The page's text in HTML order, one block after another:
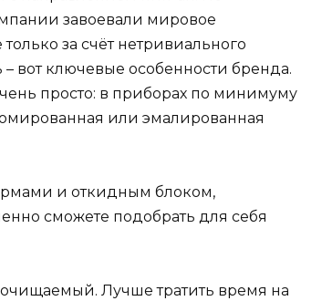
завоевали мировое
за счёт нетривиального
вот ключевые особенности бренда.
просто: в приборах по минимуму
или эмалированная
и откидным блоком,
сможете подобрать для себя
Лучше тратить время на